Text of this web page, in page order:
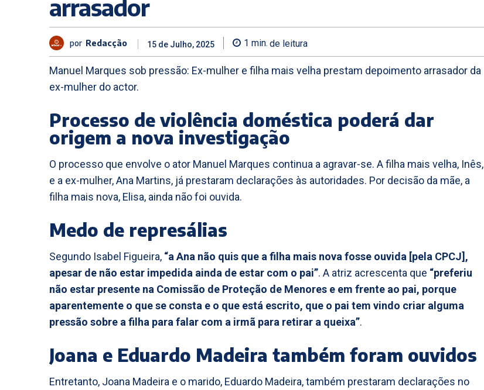
arrasador
por Redacção 15 de Julho, 2025 1 min. de leitura
Manuel Marques sob pressão: Ex-mulher e filha mais velha prestam depoimento arrasador da
ex-mulher do actor.
Processo de violência doméstica poderá dar
origem a nova investigação
O processo que envolve o ator Manuel Marques continua a agravar-se. A filha mais velha, Inês,
e a ex-mulher, Ana Martins, já prestaram declarações às autoridades. Por decisão da mãe, a
filha mais nova, Elisa, ainda não foi ouvida.
Medo de represálias
Segundo Isabel Figueira, “a Ana não quis que a filha mais nova fosse ouvida [pela CPCJ],
apesar de não estar impedida ainda de estar com o pai”. A atriz acrescenta que “preferiu
não estar presente na Comissão de Proteção de Menores e em frente ao pai, porque
aparentemente o que se consta e o que está escrito, que o pai tem vindo criar alguma
pressão sobre a filha para falar com a irmã para retirar a queixa”.
Joana e Eduardo Madeira também foram ouvidos
Entretanto, Joana Madeira e o marido, Eduardo Madeira, também prestaram declarações no